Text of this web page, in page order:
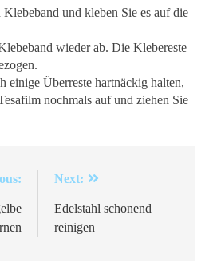
und kleben Sie es auf die
wieder ab. Die Klebereste
einige Überreste hartnäckig halten,
nochmals auf und ziehen Sie
Next:
Edelstahl schonend
reinigen